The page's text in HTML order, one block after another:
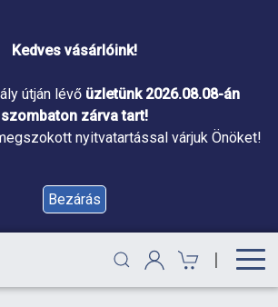
Kedves vásárlóink!
útján lévő üzletünk 2026.08.08-án
szombaton zárva tart!
nyitvatartással várjuk Önöket!
Bezárás
|